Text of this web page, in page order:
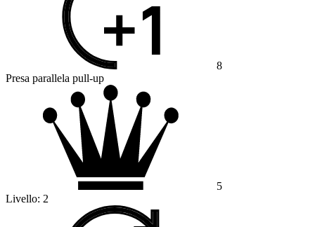
8
Presa parallela pull-up
5
Livello: 2